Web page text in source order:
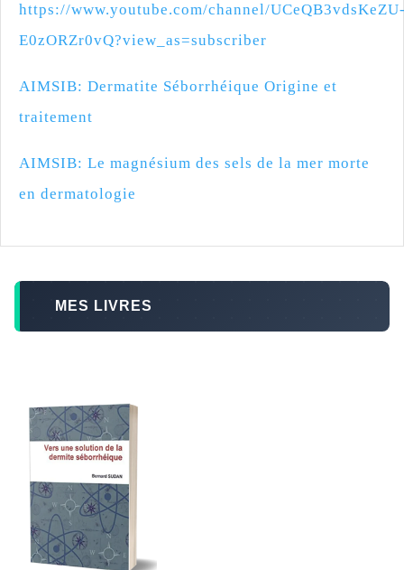
https://www.youtube.com/channel/
E0zORZr0vQ?view_as=subscriber
AIMSIB: Dermatite Séborrhéique Origine et
traitement
AIMSIB: Le magnésium des sels de la mer morte
en dermatologie
MES LIVRES